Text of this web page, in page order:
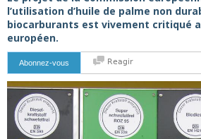
l’utilisation d’huile de palme non
biocarburants est vivement critiqué
européen.
Abonnez-vous Reagir